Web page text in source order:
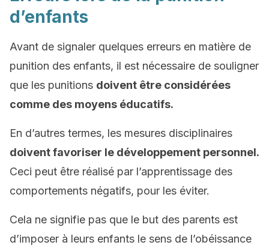
d’enfants
Avant de signaler quelques erreurs en matière de
punition des enfants, il est nécessaire de souligner
que les punitions doivent être considérées
comme des moyens éducatifs.
En d’autres termes, les mesures disciplinaires
doivent favoriser le développement personnel.
Ceci peut être réalisé par l’apprentissage des
comportements négatifs, pour les éviter.
Cela ne signifie pas que le but des parents est
d’imposer à leurs enfants le sens de l’obéissance